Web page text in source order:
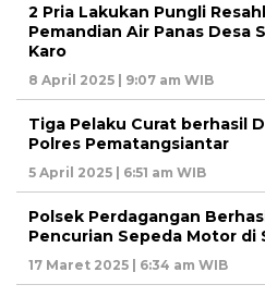
2 Pria Lakukan Pungli
Pemandian Air Panas Desa
Karo
8 April 2025 | 9:07 am WIB
Tiga Pelaku Curat berhasil
Polres Pematangsiantar
5 April 2025 | 6:51 am WIB
Polsek Perdagangan
Pencurian Sepeda Motor di
17 Maret 2025 | 6:34 am WIB